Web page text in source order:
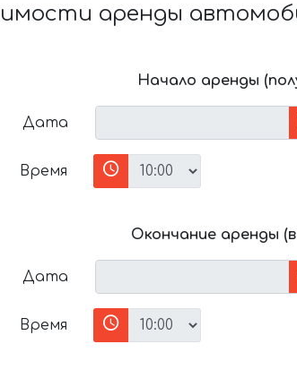
аренды
Начало аренды
Дата
Время
Окончание аренды
Дата
Время